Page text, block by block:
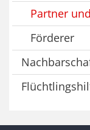
Partner
Förderer